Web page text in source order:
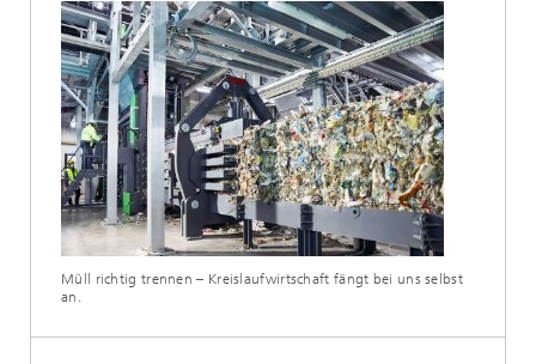
Müll richtig trennen – Kreislaufwirtschaft fängt bei uns selbst
an.